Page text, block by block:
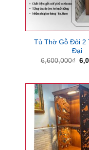
Tủ Thờ Gỗ Đôi 2
Đại
6,600,000₫ Giá